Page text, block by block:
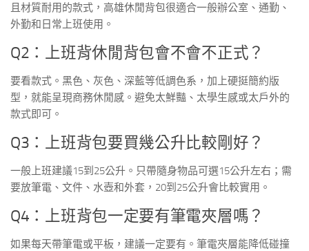
且材質耐用的款式，高雄休閒背包很適合一般辦公室、通勤、
外勤和日常上班使用。
Q2：上班背休閒背包會不會不正式？
要看款式。黑色、灰色、深藍等低調色系，加上硬挺簡約版
型，就能呈現商務休閒感。避免太鮮豔、太學生感或太戶外的
款式即可。
Q3：上班背包要買幾公升比較剛好？
一般上班建議15到25公升。只帶隨身物品可選15公升左右；需
要放筆電、文件、水壺和外套，20到25公升會比較實用。
Q4：上班背包一定要有筆電夾層嗎？
如果每天帶筆電或平板，建議一定要有。筆電夾層能降低碰撞